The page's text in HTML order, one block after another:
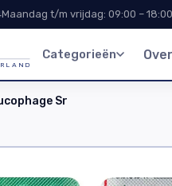
Maandag t/m vrijdag: 09:00 – 18:00
Categorieën
Sr